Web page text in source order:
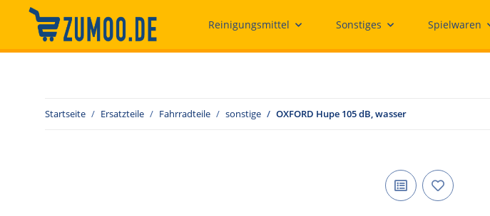
Reinigungsmittel Sonstiges Spielwaren
Startseite Ersatzteile Fahrradteile sonstige OXFORD Hupe 105 dB, wasser